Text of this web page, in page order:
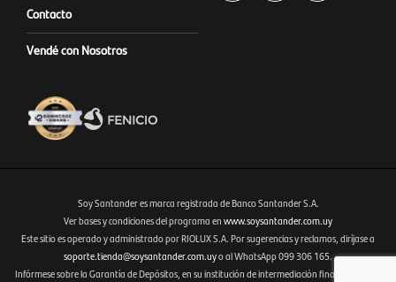
Contacto
Vendé con Nosotros
Fenicio eCommerce Uruguay
Soy Santander es marca registrada de Banco Santander S.A.
Ver bases y condiciones del programa en www.soysantander.com.uy
Este sitio es operado y administrado por RIOLUX S.A. Por sugerencias y reclamos, diríjase a
soporte.tienda@soysantander.com.uyo al WhatsApp 099 306 165.
Infórmese sobre la Garantía de Depósitos, en su institución de intermediación financiera, en el